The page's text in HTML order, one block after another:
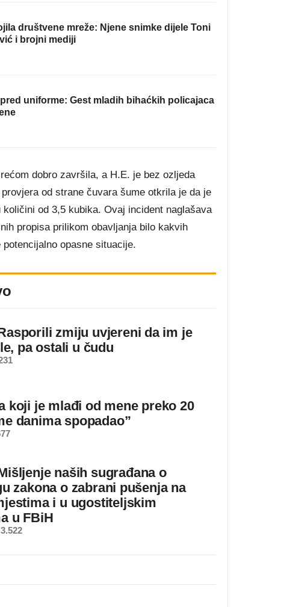
društvene mreže: Njene snimke dijele Toni
i brojni mediji
uniforme: Gest mladih bihaćkih policajaca
dobro završila, a H.E. je bez ozljeda
od strane čuvara šume otkrila je da je
od 3,5 kubika. Ovaj incident naglašava
propisa prilikom obavljanja bilo kakvih
opasne situacije.
zmiju uvjereni da im je
pa ostali u čudu
koji je mlađi od mene preko 20
danima spopadao”
naših sugrađana o
zakona o zabrani pušenja na
i u ugostiteljskim
u FBiH